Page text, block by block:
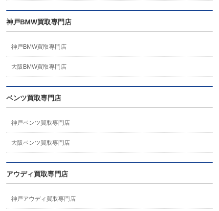
神戸BMW買取専門店
神戸BMW買取専門店
大阪BMW買取専門店
ベンツ買取専門店
神戸ベンツ買取専門店
大阪ベンツ買取専門店
アウディ買取専門店
神戸アウディ買取専門店